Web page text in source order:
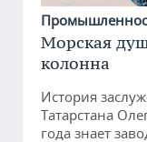
Морская
колонна
История
Татарстана
года знает